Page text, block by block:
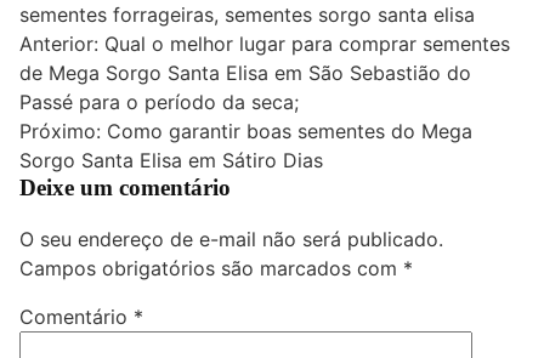
sementes forrageiras, sementes sorgo santa elisa
Navegação
de
Post
Anterior: Qual o melhor lugar para comprar sementes
de Mega Sorgo Santa Elisa em São Sebastião do
Passé para o período da seca;
Próximo: Como garantir boas sementes do Mega
Sorgo Santa Elisa em Sátiro Dias
Deixe um comentário
O seu endereço de e-mail não será publicado.
Campos obrigatórios são marcados com *
Comentário *